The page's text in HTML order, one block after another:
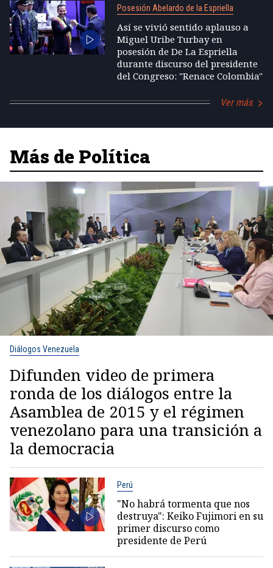
Posesión Abelardo de la Espriella
Así se vivió sentido aplauso a
Miguel Uribe Turbay en
posesión de De La Espriella
durante discurso del presidente
del Congreso: "Renace Colombia"
Ver más
Más de Política
Diálogos Venezuela
Difunden video de primera
ronda de los diálogos entre la
Asamblea de 2015 y el régimen
venezolano para una transición a
la democracia
Perú
"No habrá tormenta que nos
destruya": Keiko Fujimori en su
primer discurso como
presidente de Perú